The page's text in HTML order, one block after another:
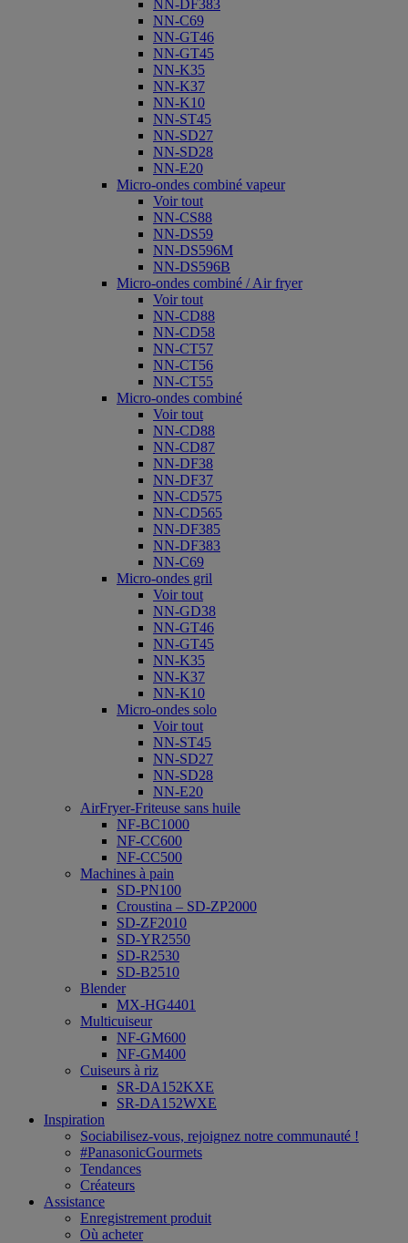
NN-DF383
NN-C69
NN-GT46
NN-GT45
NN-K35
NN-K37
NN-K10
NN-ST45
NN-SD27
NN-SD28
NN-E20
Micro-ondes combiné vapeur
Voir tout
NN-CS88
NN-DS59
NN-DS596M
NN-DS596B
Micro-ondes combiné / Air fryer
Voir tout
NN-CD88
NN-CD58
NN-CT57
NN-CT56
NN-CT55
Micro-ondes combiné
Voir tout
NN-CD88
NN-CD87
NN-DF38
NN-DF37
NN-CD575
NN-CD565
NN-DF385
NN-DF383
NN-C69
Micro-ondes gril
Voir tout
NN-GD38
NN-GT46
NN-GT45
NN-K35
NN-K37
NN-K10
Micro-ondes solo
Voir tout
NN-ST45
NN-SD27
NN-SD28
NN-E20
AirFryer-Friteuse sans huile
NF-BC1000
NF-CC600
NF-CC500
Machines à pain
SD-PN100
Croustina – SD-ZP2000
SD-ZF2010
SD-YR2550
SD-R2530
SD-B2510
Blender
MX-HG4401
Multicuiseur
NF-GM600
NF-GM400
Cuiseurs à riz
SR-DA152KXE
SR-DA152WXE
Inspiration
Sociabilisez-vous, rejoignez notre communauté !
#PanasonicGourmets
Tendances
Créateurs
Assistance
Enregistrement produit
Où acheter